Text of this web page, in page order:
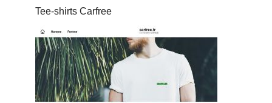
Tee-shirts Carfree